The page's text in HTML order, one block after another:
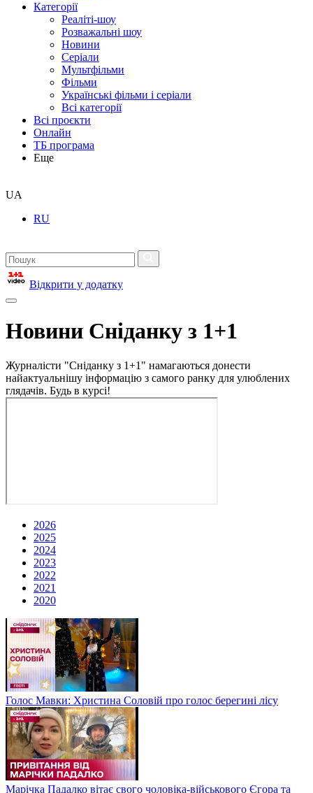
Категорії
Реаліті-шоу
Розважальні шоу
Новини
Серіали
Мультфільми
Фільми
Українські фільми і серіали
Всі категорії
Всі проєкти
Онлайн
ТБ програма
Еще
UA
RU
Відкрити у додатку
Новини Сніданку з 1+1
Журналісти "Сніданку з 1+1" намагаються донести
найактуальнішу інформацію з самого ранку для улюблених
глядачів. Будь в курсі!
2026
2025
2024
2023
2022
2021
2020
Голос Мавки: Христина Соловій про голос берегині лісу
Марічка Падалко вітає свого чоловіка-військового Єгора та